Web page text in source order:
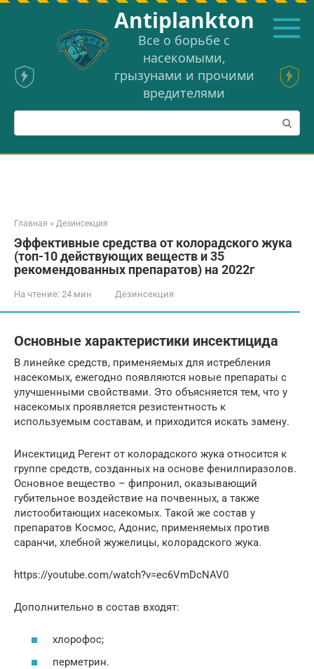
Перейти
Аntiplankton
Все о борьбе с
насекомыми,
грызунами и прочими
вредителями
Поиск:
Главная » Дезинсекция
Эффективные средства от колорадского жука
(топ-10 действующих веществ и 35
рекомендованных препаратов) на 2022г
На чтение: 24 мин Дезинсекция
Основные характеристики инсектицида
В линейке средств, применяемых для истребления
насекомых, ежегодно появляются новые препараты с
улучшенными свойствами. Это объясняется тем, что у
насекомых проявляется резистентность к
используемым составам, и приходится искать замену.
Инсектицид Регент от колорадского жука относится к
группе средств, созданных на основе фенилпиразолов.
Основное вещество – фипронил, оказывающий
губительное воздействие на почвенных, а также
листообитающих насекомых. Такой же состав у
препаратов Космос, Адонис, применяемых против
саранчи, хлебной жужелицы, колорадского жука.
https://youtube.com/watch?v=ec6VmDcNAV0
Дополнительно в состав входят:
хлорофос;
перметрин.